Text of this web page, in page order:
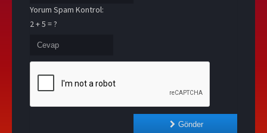
Yorum Spam Kontrol:
2 + 5 = ?
Gönder